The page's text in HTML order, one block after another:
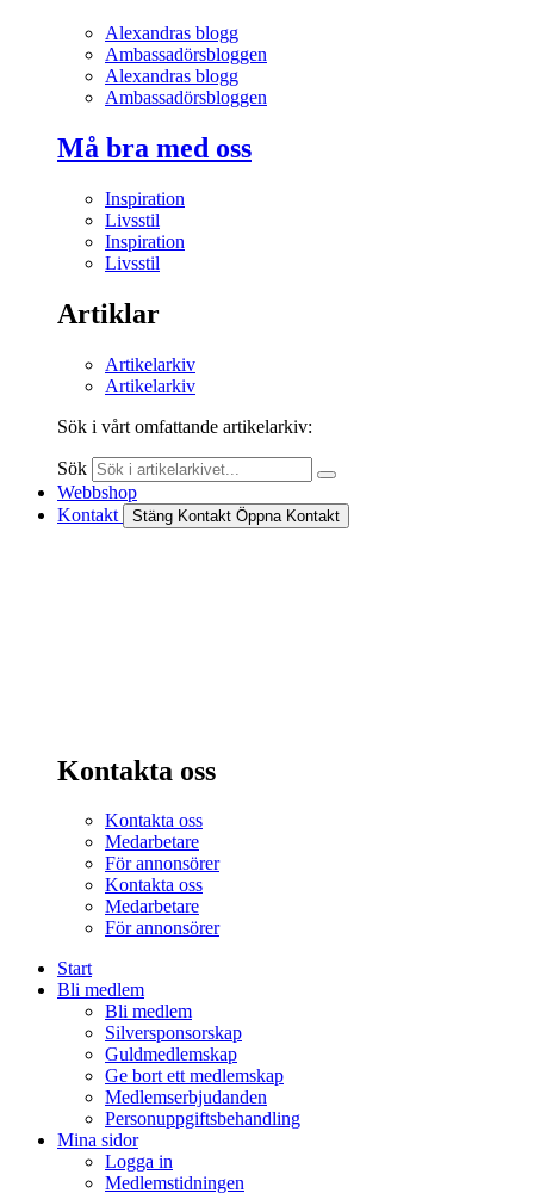
Alexandras blogg
Ambassadörsbloggen
Alexandras blogg
Ambassadörsbloggen
Må bra med oss
Inspiration
Livsstil
Inspiration
Livsstil
Artiklar
Artikelarkiv
Artikelarkiv
Sök i vårt omfattande artikelarkiv:
Sök
Webbshop
Kontakt
Stäng Kontakt Öppna Kontakt
Kontakta oss
Kontakta oss
Medarbetare
För annonsörer
Kontakta oss
Medarbetare
För annonsörer
Start
Bli medlem
Bli medlem
Silversponsorskap
Guldmedlemskap
Ge bort ett medlemskap
Medlemserbjudanden
Personuppgiftsbehandling
Mina sidor
Logga in
Medlemstidningen